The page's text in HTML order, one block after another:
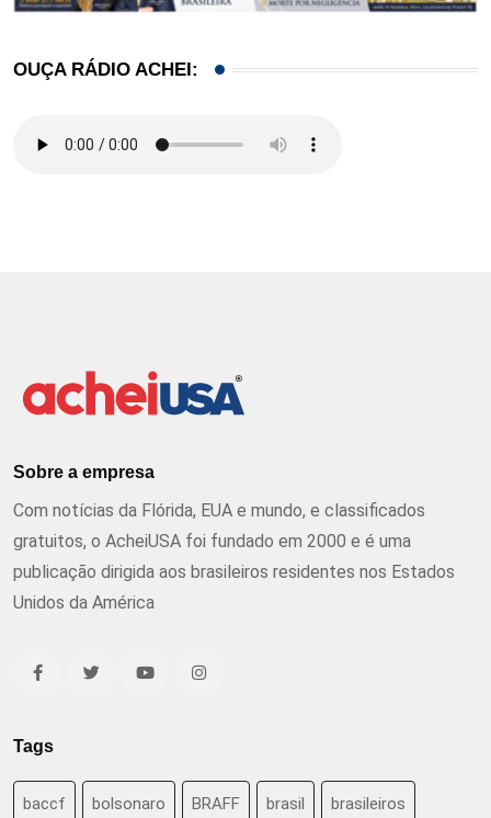
OUÇA RÁDIO ACHEI:
Sobre a empresa
Com notícias da Flórida, EUA e mundo, e classificados
gratuitos, o AcheiUSA foi fundado em 2000 e é uma
publicação dirigida aos brasileiros residentes nos Estados
Unidos da América
Tags
baccf bolsonaro BRAFF brasil brasileiros